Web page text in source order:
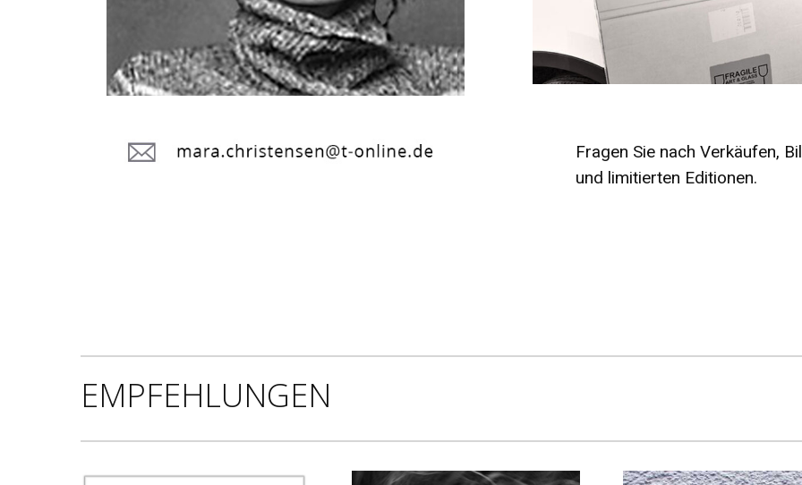
Fragen Sie nach Verkäufen,
und limitierten Editionen.
EMPFEHLUNGEN